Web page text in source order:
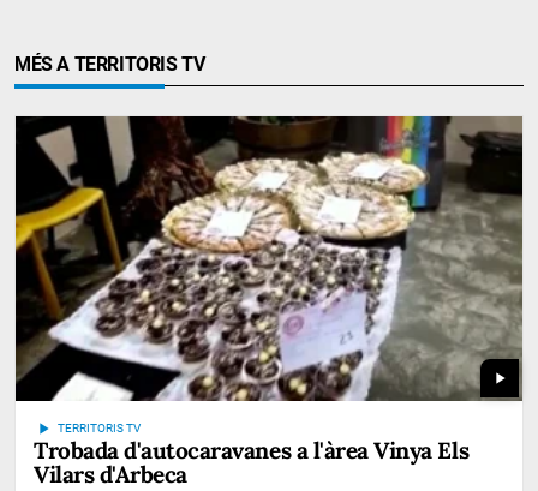
MÉS A TERRITORIS TV
play_arrow
play_arrow TERRITORIS TV
Trobada d'autocaravanes a l'àrea Vinya Els
Vilars d'Arbeca